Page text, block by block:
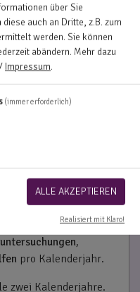
pro Kalenderjahr.
zwei Kalenderjahre.
über Sie
auch an Dritte, z.B. zum
werden. Sie können
abändern. Mehr dazu
Impressum.
(immer erforderlich)
ALLE AKZEPTIEREN
Realisiert mit Klaro!